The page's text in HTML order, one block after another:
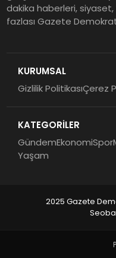
dakika haberleri,
fazlası Gazete
KURUMSAL
Gizlilik PolitikasıÇerez
KATEGORİLER
GündemEkonomiSpor
Yaşam
2025 Gazete